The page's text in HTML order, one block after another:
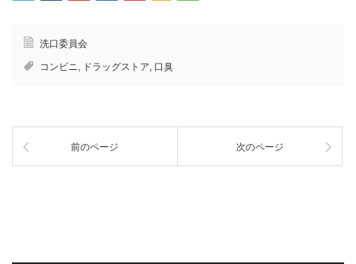
洗口委員会
コンビニ, ドラッグストア, 口臭
前のページ 次のページ